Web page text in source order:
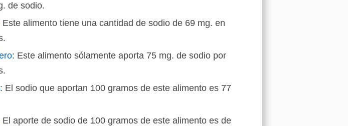
de sodio.
Este alimento tiene una cantidad de sodio de 69 mg. en
: Este alimento sólamente aporta 75 mg. de sodio por
: El sodio que aportan 100 gramos de este alimento es 77
El aporte de sodio de 100 gramos de este alimento es de